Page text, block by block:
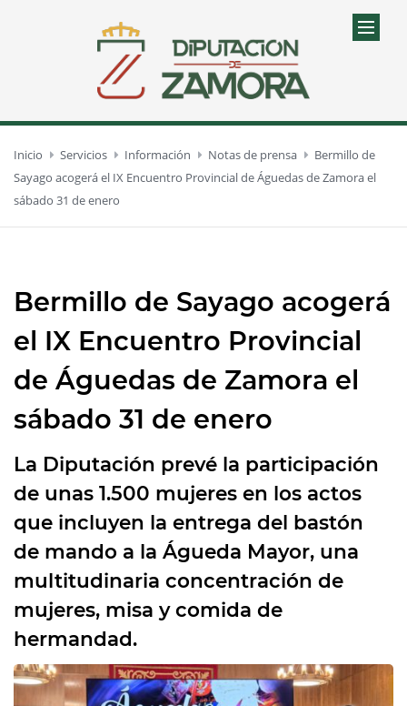
Inicio Servicios Información Notas de prensa
Bermillo de
Sayago acogerá el IX Encuentro Provincial de Águedas de Zamora el
sábado 31 de enero
Bermillo de Sayago acogerá
el IX Encuentro Provincial
de Águedas de Zamora el
sábado 31 de enero
La Diputación prevé la participación
de unas 1.500 mujeres en los actos
que incluyen la entrega del bastón
de mando a la Águeda Mayor, una
multitudinaria concentración de
mujeres, misa y comida de
hermandad.